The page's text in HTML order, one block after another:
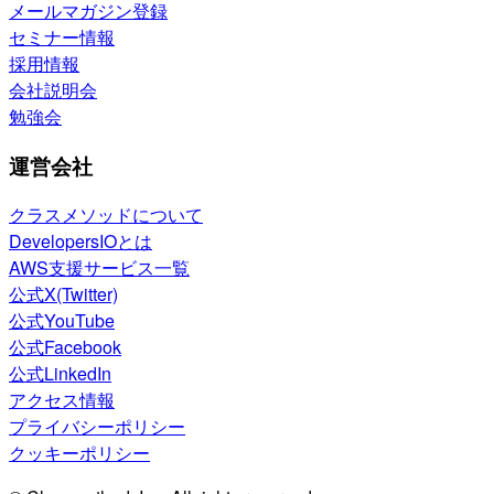
メールマガジン登録
セミナー情報
採用情報
会社説明会
勉強会
運営会社
クラスメソッドについて
DevelopersIOとは
AWS支援サービス一覧
公式X(Twitter)
公式YouTube
公式Facebook
公式LinkedIn
アクセス情報
プライバシーポリシー
クッキーポリシー